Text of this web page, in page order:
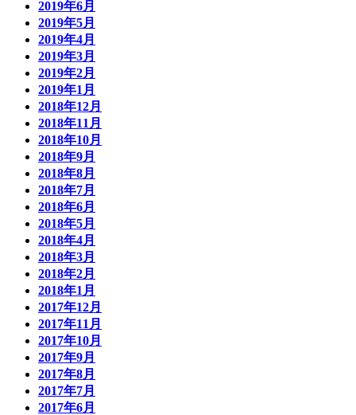
2019年6月
2019年5月
2019年4月
2019年3月
2019年2月
2019年1月
2018年12月
2018年11月
2018年10月
2018年9月
2018年8月
2018年7月
2018年6月
2018年5月
2018年4月
2018年3月
2018年2月
2018年1月
2017年12月
2017年11月
2017年10月
2017年9月
2017年8月
2017年7月
2017年6月